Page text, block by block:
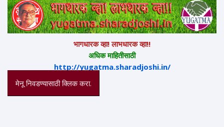
भागधारक व्हा! लाभधारक व्हा!!
अधिक माहितीसाठी
http://yugatma.sharadjoshi.in/
मेनू निवडण्यासाठी क्लिक करा.